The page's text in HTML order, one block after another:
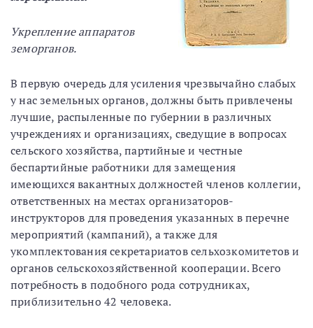
Укрепление аппаратов
земорганов.
В первую очередь для усиления чрезвычайно слабых
у нас земельных органов, должны быть привлечены
лучшие, распыленные по губернии в различных
учреждениях и организациях, сведущие в вопросах
сельского хозяйства, партийные и честные
беспартийные работники для замещения
имеющихся вакантных должностей членов коллегии,
ответственных на местах организаторов-
инструкторов для проведения указанных в перечне
мероприятий (кампаний), а также для
укомплектования секретариатов сельхозкомитетов и
органов сельскохозяйственной кооперации. Всего
потребность в подобного рода сотрудниках,
приблизительно 42 человека.